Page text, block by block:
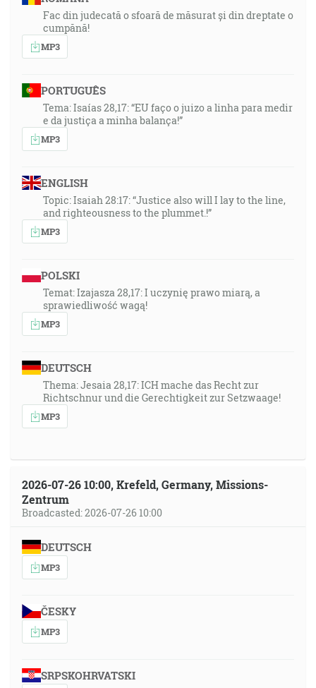
Fac din judecată o sfoară de măsurat și din dreptate o
cumpănă!
MP3
PORTUGUÊS
Tema: Isaías 28,17: “EU faço o juizo a linha para medir
e da justiça a minha balança!”
MP3
ENGLISH
Topic: Isaiah 28:17: “Justice also will I lay to the line,
and righteousness to the plummet.!”
MP3
POLSKI
Temat: Izajasza 28,17: I uczynię prawo miarą, a
sprawiedliwość wagą!
MP3
DEUTSCH
Thema: Jesaia 28,17: ICH mache das Recht zur
Richtschnur und die Gerechtigkeit zur Setzwaage!
MP3
2026-07-26 10:00, Krefeld, Germany, Missions-
Zentrum
Broadcasted: 2026-07-26 10:00
DEUTSCH
MP3
ČESKY
MP3
SRPSKOHRVATSKI